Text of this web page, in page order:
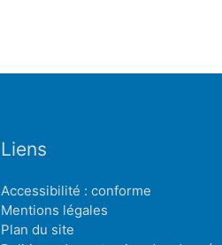
Liens
Accessibilité : conforme
Mentions légales
Plan du site